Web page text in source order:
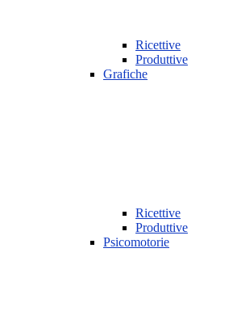
Ricettive
Produttive
Grafiche
Ricettive
Produttive
Psicomotorie